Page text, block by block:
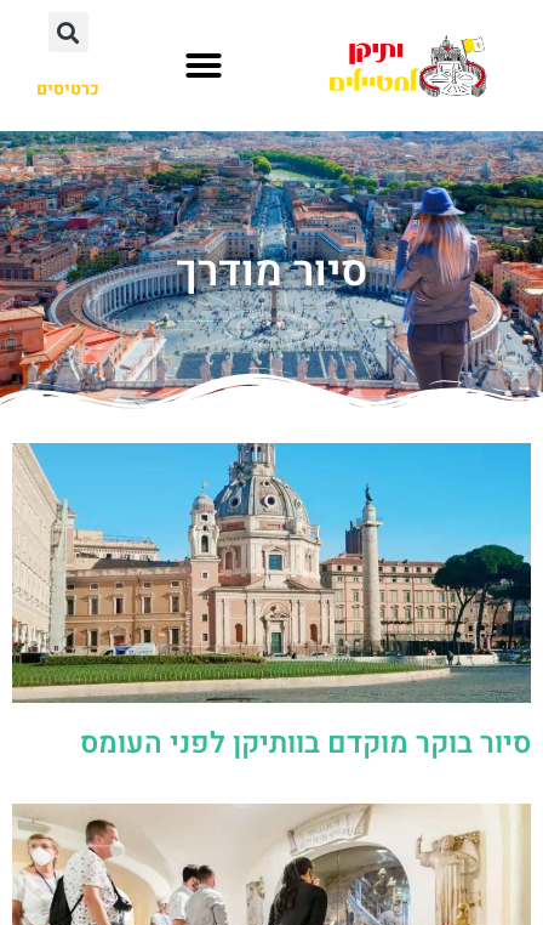
כרטיסים
סיור מודרך
סיור בוקר מוקדם בוותיקן לפני העומס